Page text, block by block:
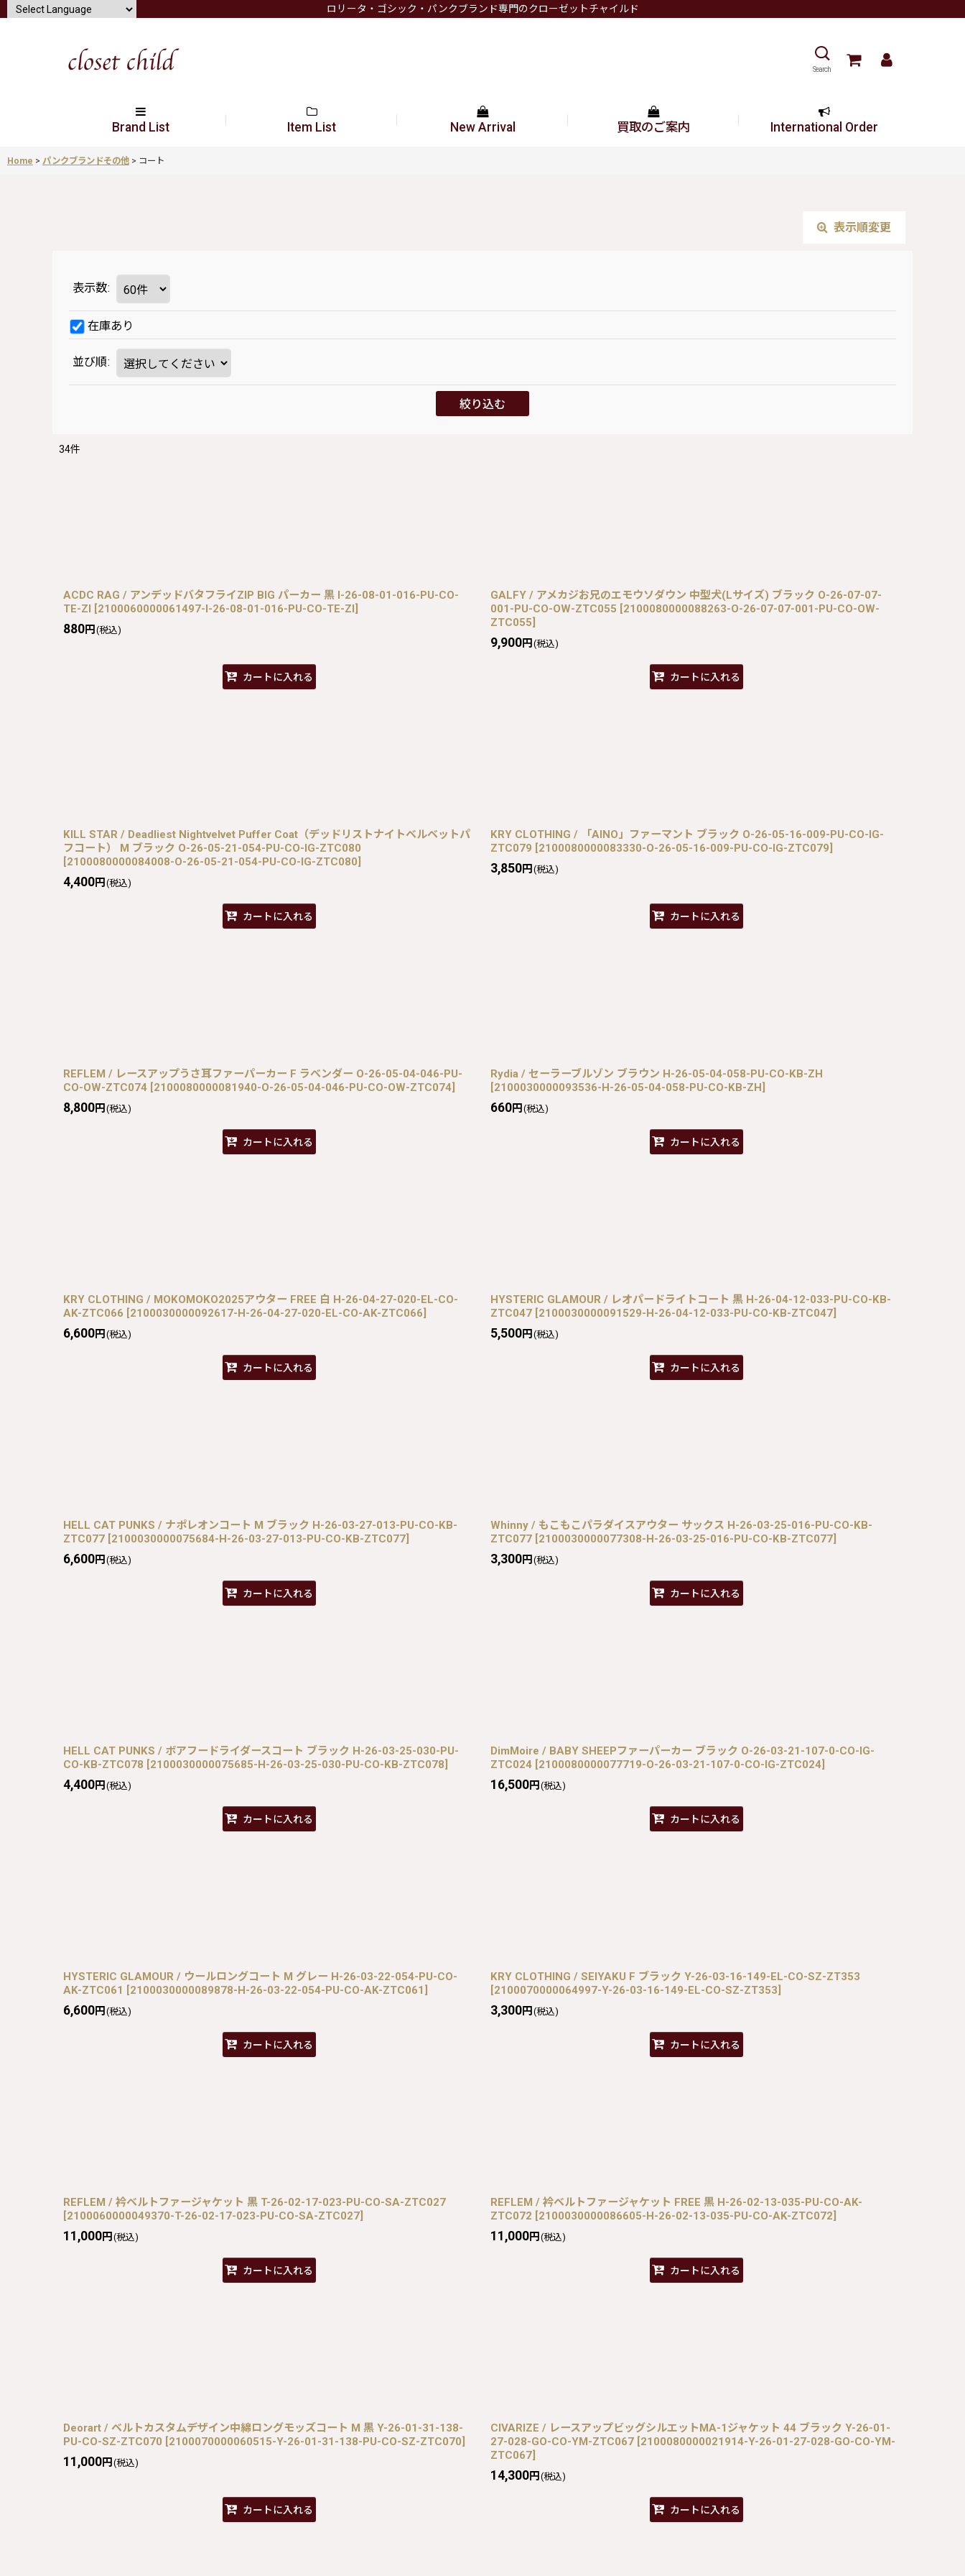
ロリータ・ゴシック・パンクブランド専門のクローゼットチャイルド
Search
Brand List Item List New Arrival 買取のご案内 International Order
Home > パンクブランドその他 > コート
表示順変更
表示数:
在庫あり
並び順:
絞り込む
34件
ACDC RAG / アンデッドバタフライZIP BIG パーカー 黒 I-26-08-01-016-PU-CO-
TE-ZI [2100060000061497-I-26-08-01-016-PU-CO-TE-ZI]
880円 (税込)
カートに入れる
GALFY / アメカジお兄のエモウソダウン 中型犬(Lサイズ) ブラック O-26-07-07-
001-PU-CO-OW-ZTC055 [2100080000088263-O-26-07-07-001-PU-CO-OW-
ZTC055]
9,900円 (税込)
カートに入れる
KILL STAR / Deadliest Nightvelvet Puffer Coat（デッドリストナイトベルベットパ
フコート） M ブラック O-26-05-21-054-PU-CO-IG-ZTC080
[2100080000084008-O-26-05-21-054-PU-CO-IG-ZTC080]
4,400円 (税込)
カートに入れる
KRY CLOTHING / 「AINO」ファーマント ブラック O-26-05-16-009-PU-CO-IG-
ZTC079 [2100080000083330-O-26-05-16-009-PU-CO-IG-ZTC079]
3,850円 (税込)
カートに入れる
REFLEM / レースアップうさ耳ファーパーカー F ラベンダー O-26-05-04-046-PU-
CO-OW-ZTC074 [2100080000081940-O-26-05-04-046-PU-CO-OW-ZTC074]
8,800円 (税込)
カートに入れる
Rydia / セーラーブルゾン ブラウン H-26-05-04-058-PU-CO-KB-ZH
[2100030000093536-H-26-05-04-058-PU-CO-KB-ZH]
660円 (税込)
カートに入れる
KRY CLOTHING / MOKOMOKO2025アウター FREE 白 H-26-04-27-020-EL-CO-
AK-ZTC066 [2100030000092617-H-26-04-27-020-EL-CO-AK-ZTC066]
6,600円 (税込)
カートに入れる
HYSTERIC GLAMOUR / レオパードライトコート 黒 H-26-04-12-033-PU-CO-KB-
ZTC047 [2100030000091529-H-26-04-12-033-PU-CO-KB-ZTC047]
5,500円 (税込)
カートに入れる
HELL CAT PUNKS / ナポレオンコート M ブラック H-26-03-27-013-PU-CO-KB-
ZTC077 [2100030000075684-H-26-03-27-013-PU-CO-KB-ZTC077]
6,600円 (税込)
カートに入れる
Whinny / もこもこパラダイスアウター サックス H-26-03-25-016-PU-CO-KB-
ZTC077 [2100030000077308-H-26-03-25-016-PU-CO-KB-ZTC077]
3,300円 (税込)
カートに入れる
HELL CAT PUNKS / ボアフードライダースコート ブラック H-26-03-25-030-PU-
CO-KB-ZTC078 [2100030000075685-H-26-03-25-030-PU-CO-KB-ZTC078]
4,400円 (税込)
カートに入れる
DimMoire / BABY SHEEPファーパーカー ブラック O-26-03-21-107-0-CO-IG-
ZTC024 [2100080000077719-O-26-03-21-107-0-CO-IG-ZTC024]
16,500円 (税込)
カートに入れる
HYSTERIC GLAMOUR / ウールロングコート M グレー H-26-03-22-054-PU-CO-
AK-ZTC061 [2100030000089878-H-26-03-22-054-PU-CO-AK-ZTC061 ]
6,600円 (税込)
カートに入れる
KRY CLOTHING / SEIYAKU F ブラック Y-26-03-16-149-EL-CO-SZ-ZT353
[2100070000064997-Y-26-03-16-149-EL-CO-SZ-ZT353]
3,300円 (税込)
カートに入れる
REFLEM / 衿ベルトファージャケット 黒 T-26-02-17-023-PU-CO-SA-ZTC027
[2100060000049370-T-26-02-17-023-PU-CO-SA-ZTC027]
11,000円 (税込)
カートに入れる
REFLEM / 衿ベルトファージャケット FREE 黒 H-26-02-13-035-PU-CO-AK-
ZTC072 [2100030000086605-H-26-02-13-035-PU-CO-AK-ZTC072]
11,000円 (税込)
カートに入れる
Deorart / ベルトカスタムデザイン中綿ロングモッズコート M 黒 Y-26-01-31-138-
PU-CO-SZ-ZTC070 [2100070000060515-Y-26-01-31-138-PU-CO-SZ-ZTC070]
11,000円 (税込)
カートに入れる
CIVARIZE / レースアップビッグシルエットMA-1ジャケット 44 ブラック Y-26-01-
27-028-GO-CO-YM-ZTC067 [2100080000021914-Y-26-01-27-028-GO-CO-YM-
ZTC067]
14,300円 (税込)
カートに入れる